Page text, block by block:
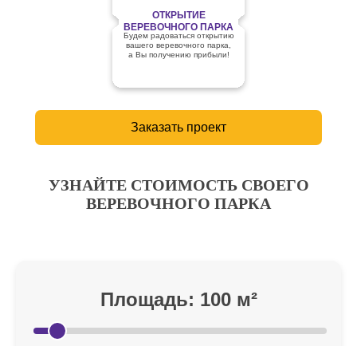
Заказать проект
ОТКРЫТИЕ
ВЕРЕВОЧНОГО ПАРКА
Будем радоваться открытию
вашего веревочного парка,
а Вы получению прибыли!
УЗНАЙТЕ СТОИМОСТЬ СВОЕГО
ВЕРЕВОЧНОГО ПАРКА
Площадь: 100м²